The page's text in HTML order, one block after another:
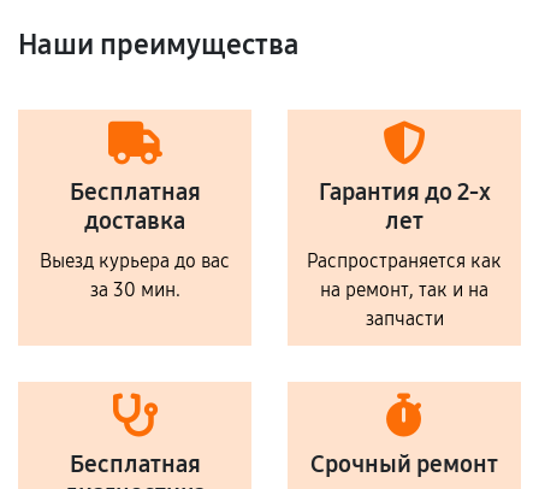
Наши преимущества
Бесплатная
доставка
Выезд курьера до вас
за 30 мин.
Гарантия до 2-х
лет
Распространяется как
на ремонт, так и на
запчасти
Бесплатная
Срочный ремонт